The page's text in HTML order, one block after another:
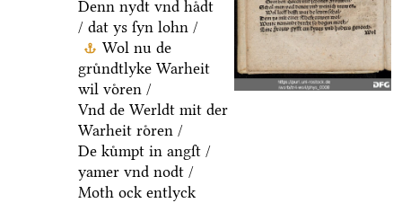
Denn nydt vnd haͤdt
/ dat ys ſyn lohn /
Wol nu de
gruͤndtlyke Warheit
wil voͤren /
Vnd de Werldt mit der
Warheit roͤren /
De kuͤmpt in angſt /
yamer vnd nodt /
Moth ock entlyck